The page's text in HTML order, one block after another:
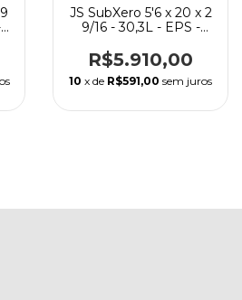
JS SubXero 5'6 x 20 x 2
9/16 - 30,3L - EPS -
R$5.910,00
10 x de R$591,00 sem juros